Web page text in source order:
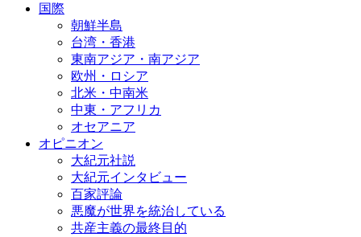
国際
朝鮮半島
台湾・香港
東南アジア・南アジア
欧州・ロシア
北米・中南米
中東・アフリカ
オセアニア
オピニオン
大紀元社説
大紀元インタビュー
百家評論
悪魔が世界を統治している
共産主義の最終目的